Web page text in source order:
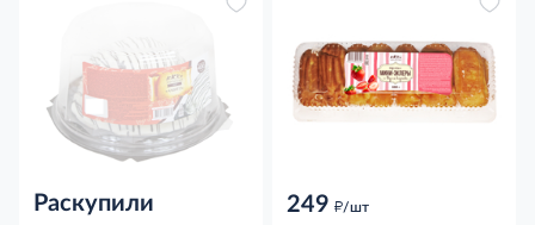
Раскупили 249 д/шт